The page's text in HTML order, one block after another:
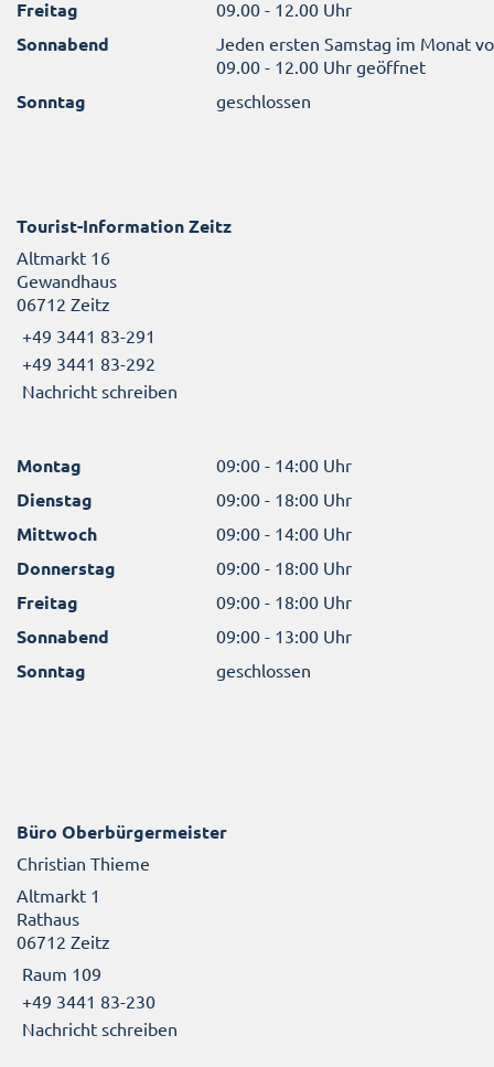
Freitag 09.00 - 12.00 Uhr
Sonnabend
Jeden ersten Samstag im Monat
09.00 - 12.00 Uhr geöffnet
Sonntag geschlossen
Tourist-Information Zeitz
Altmarkt 16
Gewandhaus
06712 Zeitz
+49 3441 83-291
+49 3441 83-292
Nachricht schreiben
Montag 09:00 - 14:00 Uhr
Dienstag 09:00 - 18:00 Uhr
Mittwoch 09:00 - 14:00 Uhr
Donnerstag 09:00 - 18:00 Uhr
Freitag 09:00 - 18:00 Uhr
Sonnabend 09:00 - 13:00 Uhr
Sonntag geschlossen
Büro Oberbürgermeister
Christian Thieme
Altmarkt 1
Rathaus
06712 Zeitz
Raum 109
+49 3441 83-230
Nachricht schreiben